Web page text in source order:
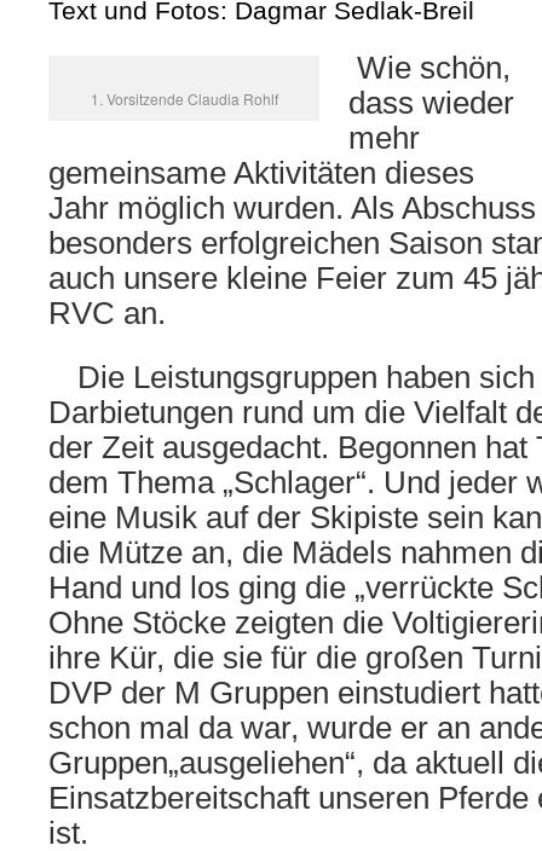
Text und Fotos: Dagmar Sedlak-Breil
1. Vorsitzende Claudia Rohlf
Wie schön,
dass wieder
mehr
gemeinsame Aktivitäten dieses
Jahr möglich wurden. Als
besonders erfolgreichen Saison
auch unsere kleine Feier zum 45
RVC an.
Die Leistungsgruppen haben
Darbietungen rund um die Vielfalt
der Zeit ausgedacht. Begonnen hat
dem Thema „Schlager“. Und jeder
eine Musik auf der Skipiste sein
die Mütze an, die Mädels nahmen
Hand und los ging die „verrückte
Ohne Stöcke zeigten die
ihre Kür, die sie für die großen
DVP der M Gruppen einstudiert
schon mal da war, wurde er an
Gruppen„ausgeliehen“, da aktuell
Einsatzbereitschaft unseren
ist.